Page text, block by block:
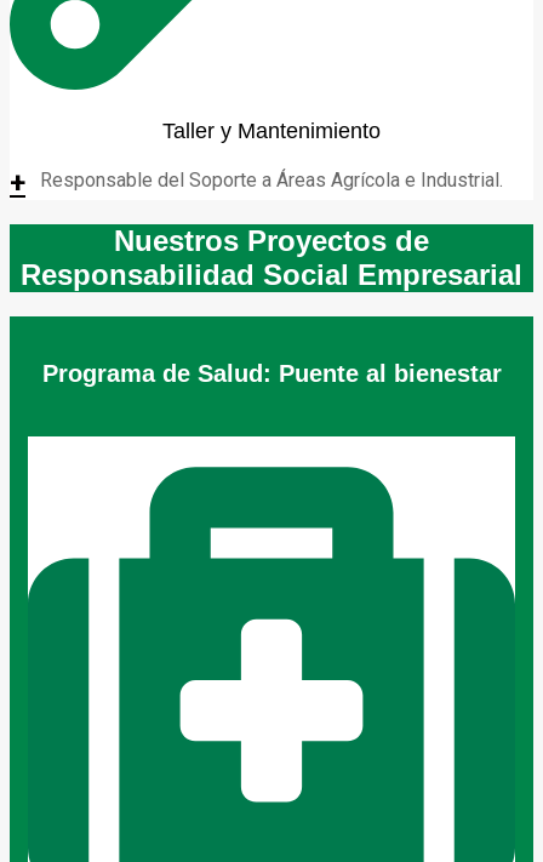
Taller y Mantenimiento
Responsable del Soporte a Áreas Agrícola e Industrial.
+
Nuestros Proyectos de
Responsabilidad Social Empresarial
Programa de Salud: Puente al bienestar